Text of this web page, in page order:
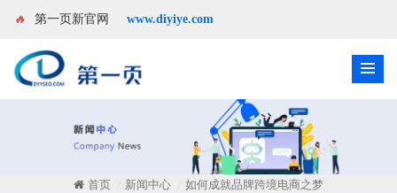
🔥 第一页新官网 www.diyiye.com
首页 新闻中心 如何成就品牌跨境电商之梦